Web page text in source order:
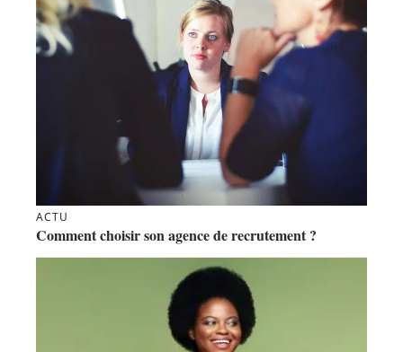
ACTU
Comment choisir son agence de recrutement ?